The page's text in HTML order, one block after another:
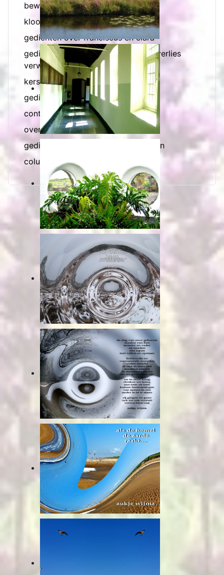
bewerkte foto's
kloostergedichten
gedichten over franciscus en clara
gedichten en bloemschikking over verlies
verwerken
kerstgedichten
gedichtenbundels
contact en bestellen
over mij
gedichten en gedachten van anderen
columns uit vrij zijn